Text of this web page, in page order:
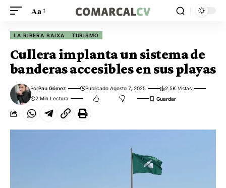
Aa
LA RIBERA BAIXA TURISMO
Cullera implanta un sistema de
banderas accesibles en sus playas
PorPau Gómez Publicado Agosto 7, 2025
2.5K Vistas
2 Min Lectura